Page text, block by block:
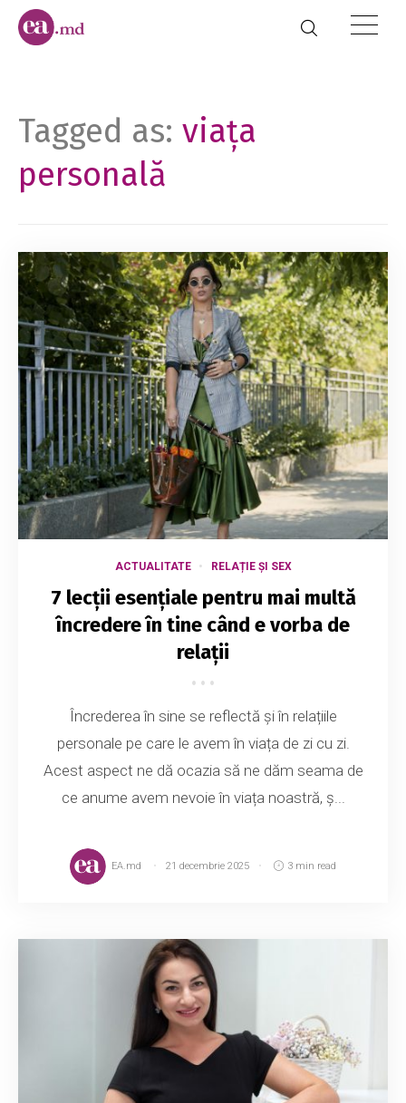
Tagged as: viața
personală
ACTUALITATE RELAȚIE ȘI SEX
7 lecții esențiale pentru mai multă
încredere în tine când e vorba de
relații
Încrederea în sine se reflectă și în relațiile
personale pe care le avem în viața de zi cu zi.
Acest aspect ne dă ocazia să ne dăm seama de
ce anume avem nevoie în viața noastră, ș...
EA.md 21 decembrie 2025 3 min read